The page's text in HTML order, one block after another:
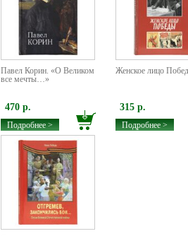
Павел Корин. «О Великом
все мечты…»
470 р.
Подробнее >
Женское лицо
315 р.
Подробнее >